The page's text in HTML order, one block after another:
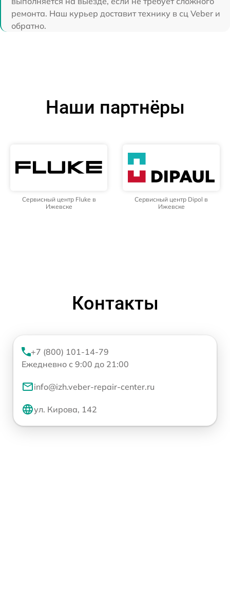
ремонта. Наш курьер доставит технику в сц Veber и
обратно.
Наши партнёры
Сервисный центр Fluke в
Ижевске
Сервисный центр Dipol в
Ижевске
Контакты
+7 (800) 101-14-79
Ежедневно с 9:00 до 21:00
info@izh.veber-repair-center.ru
ул. Кирова, 142